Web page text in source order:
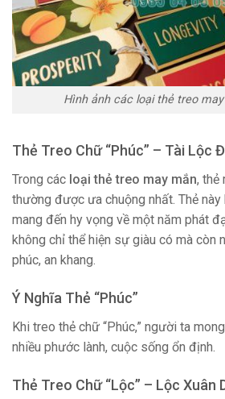
Hình ảnh các loại thẻ treo
Thẻ Treo Chữ “Phúc” – Tài Lộc
Trong các loại thẻ treo may mắn, thẻ
thường được ưa chuộng nhất. Thẻ
mang đến hy vọng về một năm phát
không chỉ thể hiện sự giàu có mà còn
phúc, an khang.
Ý Nghĩa Thẻ “Phúc”
Khi treo thẻ chữ “Phúc,” người ta
nhiều phước lành, cuộc sống ổn định.
Thẻ Treo Chữ “Lộc” – Lộc Xuân